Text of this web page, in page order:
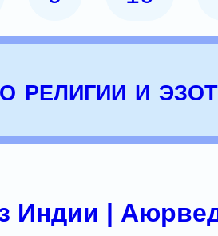
религии и
Индии |